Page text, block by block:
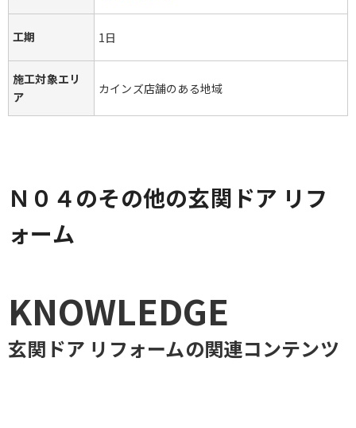
工期 1日
施工対象エリ
ア
カインズ店舗のある地域
Ｎ０４のその他の玄関ドア リフ
ォーム
KNOWLEDGE
玄関ドア リフォームの関連コンテンツ